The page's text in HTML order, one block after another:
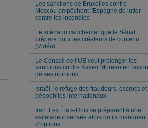
Les sanctions de Bruxelles contre
Moscou empêchent l'Espagne de lutter
contre les incendies
Le scénario cauchemar que le Sénat
prépare pour les créateurs de contenu
(Vidéo)
Le Conseil de l’UE veut prolonger les
sanctions contre Xavier Moreau en raison
de ses opinions
Israël, le refuge des fraudeurs, escrocs et
pédophiles internationaux
Iran. Les États-Unis se préparent à une
escalade insensée alors qu’ils manquent
d’options